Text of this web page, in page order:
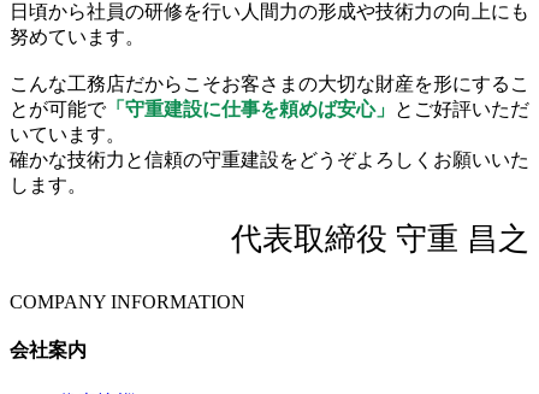
日頃から社員の研修を行い人間力の形成や技術力の向上にも
努めています。
こんな工務店だからこそお客さまの大切な財産を形にするこ
とが可能で「守重建設に仕事を頼めば安心」 とご好評いただ
いています。
確かな技術力と信頼の守重建設をどうぞよろしくお願いいた
します。
代表取締役 守重 昌之
COMPANY INFORMATION
会社案内